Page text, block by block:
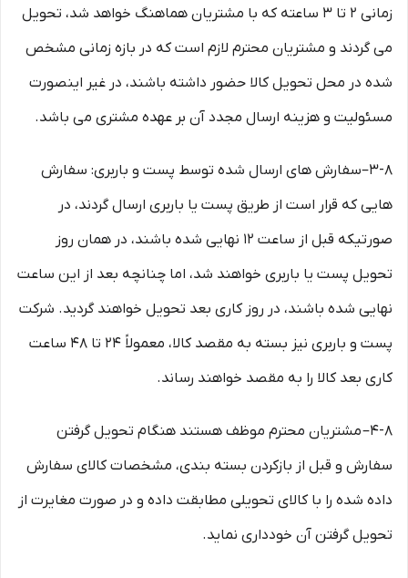
زمانی ۲ تا ۳ ساعته که با مشتریان هماهنگ خواهد شد، تحویل
می گردند و مشتریان محترم لازم است که در بازه زمانی مشخص
شده در محل تحویل کالا حضور داشته باشند، در غیر اینصورت
مسئولیت و هزینه ارسال مجدد آن بر عهده مشتری می باشد.
۳-۸–سفارش های ارسال شده توسط پست و باربری: سفارش
هایی که قرار است از طریق پست یا باربری ارسال گردند، در
صورتیکه قبل از ساعت ۱۲ نهایی شده باشند، در همان روز
تحویل پست یا باربری خواهند شد، اما چنانچه بعد از این ساعت
نهایی شده باشند، در روز کاری بعد تحویل خواهند گردید. شرکت
پست و باربری نیز بسته به مقصد کالا، معمولاً ۲۴ تا ۴۸ ساعت
کاری بعد کالا را به مقصد خواهند رساند.
۴-۸– مشتریان محترم موظف هستند هنگام تحویل گرفتن
سفارش و قبل از بازکردن بسته بندی، مشخصات کالای سفارش
داده شده را با کالای تحویلی مطابقت داده و در صورت مغایرت از
تحویل گرفتن آن خودداری نماید.